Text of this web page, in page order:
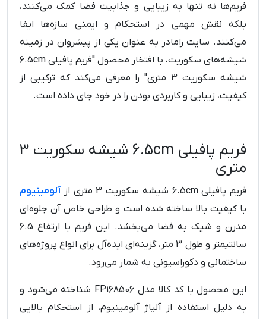
فریم‌ها نه تنها به زیبایی و جذابیت فضا کمک می‌کنند،
بلکه نقش مهمی در استحکام و ایمنی سازه‌ها ایفا
می‌کنند. سایت رامادر به عنوان یکی از پیشروان در زمینه
شیشه‌های سکوریت، با افتخار محصول "فریم پافیلی 6.5cm
شیشه سکوریت 3 متری" را معرفی می‌کند که ترکیبی از
کیفیت، زیبایی و کاربردی بودن را در خود جای داده است.
فریم پافیلی 6.5cm شیشه سکوریت 3
متری
فریم پافیلی 6.5cm شیشه سکوریت 3 متری از
آلومینیوم
با کیفیت بالا ساخته شده است و طراحی خاص آن جلوه‌ای
مدرن و شیک به فضا می‌بخشد. این فریم با ارتفاع 6.5
سانتیمتر و طول 3 متر، گزینه‌ای ایده‌آل برای انواع پروژه‌های
ساختمانی و دکوراسیونی به شمار می‌رود.
این محصول با کد کالا مدل FP168506 شناخته می‌شود و
به دلیل استفاده از آلیاژ آلومینیوم، از استحکام بالایی